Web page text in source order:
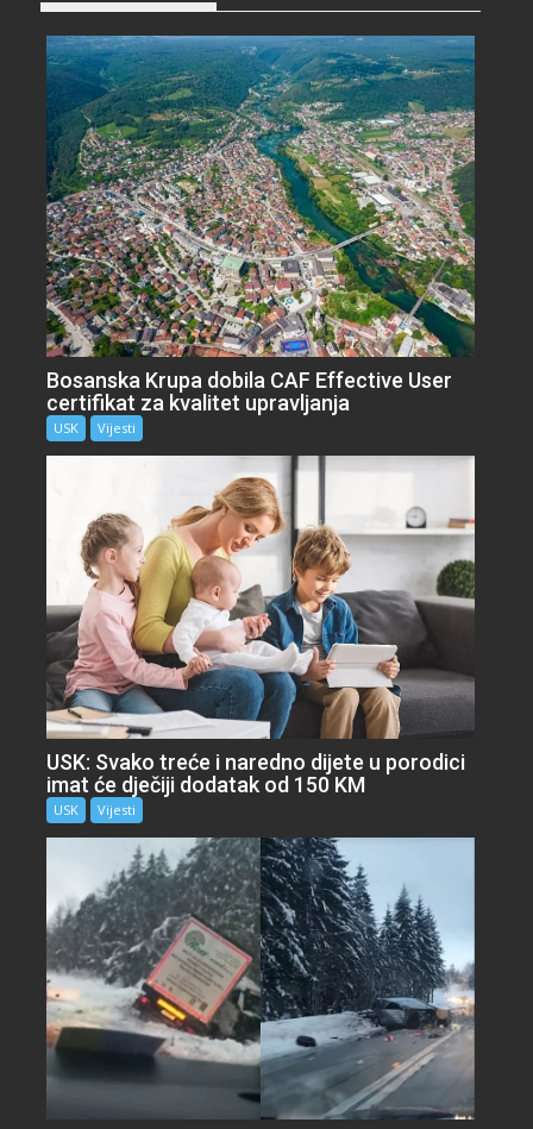
Bosanska Krupa dobila CAF Effective User
certifikat za kvalitet upravljanja
USK Vijesti
USK: Svako treće i naredno dijete u porodici
imat će dječiji dodatak od 150 KM
USK Vijesti